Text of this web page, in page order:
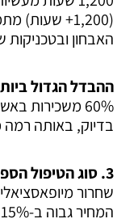
(1,200+
האבחון ובטכניקות
ההבדל הגדול
60%
בדיוק, באותה רמה מקצועית,
3. סוג הטיפול הספציפי.
שחרור
המחיר גבוה ב-15% עד 25%. מחקר בכתב העת